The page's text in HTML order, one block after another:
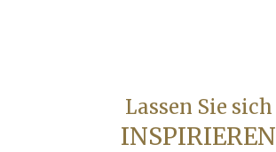
Lassen Sie sich
INSPIRIEREN